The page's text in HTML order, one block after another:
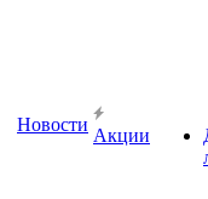
Новости
Акции